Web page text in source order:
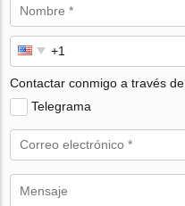
Contactar conmigo a través de
Telegrama